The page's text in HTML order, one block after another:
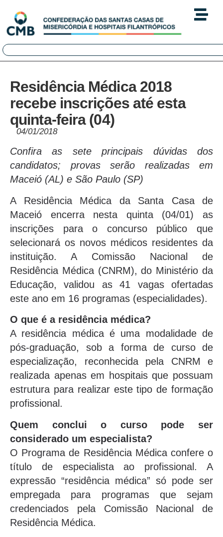
Residência Médica 2018
recebe inscrições até esta
quinta-feira (04)
04/01/2018
Confira as sete principais dúvidas dos
candidatos; provas serão realizadas em
Maceió (AL) e São Paulo (SP)
A Residência Médica da Santa Casa de
Maceió encerra nesta quinta (04/01) as
inscrições para o concurso público que
selecionará os novos médicos residentes da
instituição. A Comissão Nacional de
Residência Médica (CNRM), do Ministério da
Educação, validou as 41 vagas ofertadas
este ano em 16 programas (especialidades).
O que é a residência médica?
A residência médica é uma modalidade de
pós-graduação, sob a forma de curso de
especialização, reconhecida pela CNRM e
realizada apenas em hospitais que possuam
estrutura para realizar este tipo de formação
profissional.
Quem conclui o curso pode ser
considerado um especialista?
O Programa de Residência Médica confere o
título de especialista ao profissional. A
expressão “residência médica” só pode ser
empregada para programas que sejam
credenciados pela Comissão Nacional de
Residência Médica.